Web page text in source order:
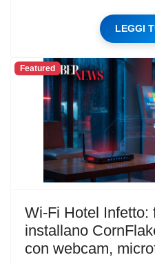
LEGGI
Featured
Wi‑Fi Hotel
installano
con webcam,